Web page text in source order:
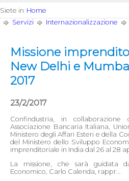
Siete in Home
Servizi
Internazionalizzazione
Missione
New Delhi e
2017
23/2/2017
Confindustria, in
Associazione Bancaria Italiana,
Ministero degli Affari Esteri e della
del Ministero dello Sviluppo
imprenditoriale in India dal 26 al 28
La missione, che sarà guidata
Economico, Carlo Calenda, rappr...